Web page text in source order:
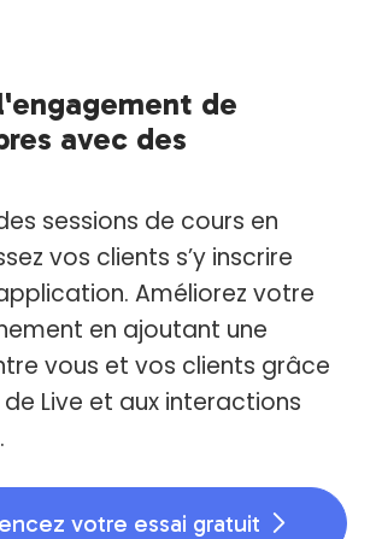
de
avec des
sessions de cours en
vos clients s’y inscrire
Améliorez votre
en ajoutant une
vous et vos clients grâce
Live et aux interactions
votre essai gratuit 